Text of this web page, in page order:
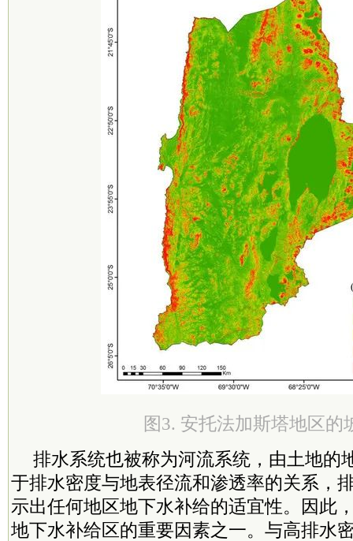
图3. 安托法加斯塔地区的
排水系统也被称为河流系统，由土地的
于排水密度与地表径流和渗透率的关系，
示出任何地区地下水补给的适宜性。因此
地下水补给区的重要因素之一。与高排水